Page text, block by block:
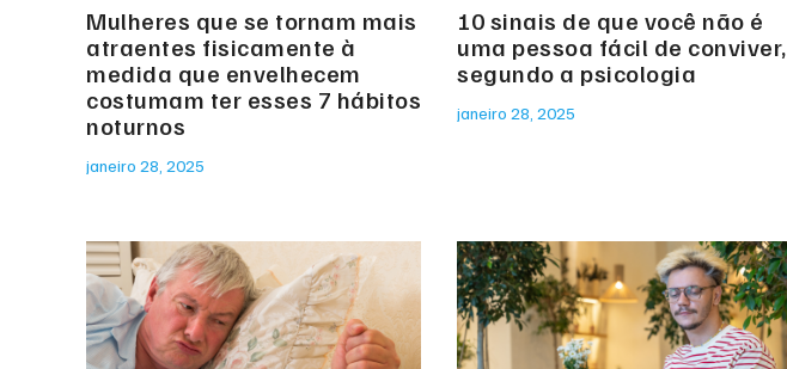
Mulheres que se tornam mais
atraentes fisicamente à
medida que envelhecem
costumam ter esses 7 hábitos
noturnos
janeiro 28, 2025
10 sinais de que você não é
uma pessoa fácil de conviver,
segundo a psicologia
janeiro 28, 2025